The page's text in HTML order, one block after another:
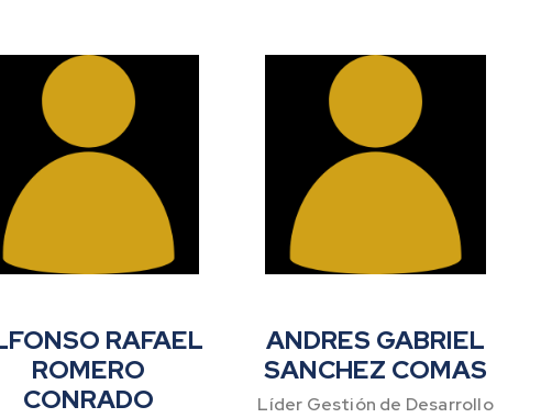
RAFAEL
ROMERO
CONRADO
ANDRES GABRIEL
SANCHEZ COMAS
Líder Gestión de Desarrollo